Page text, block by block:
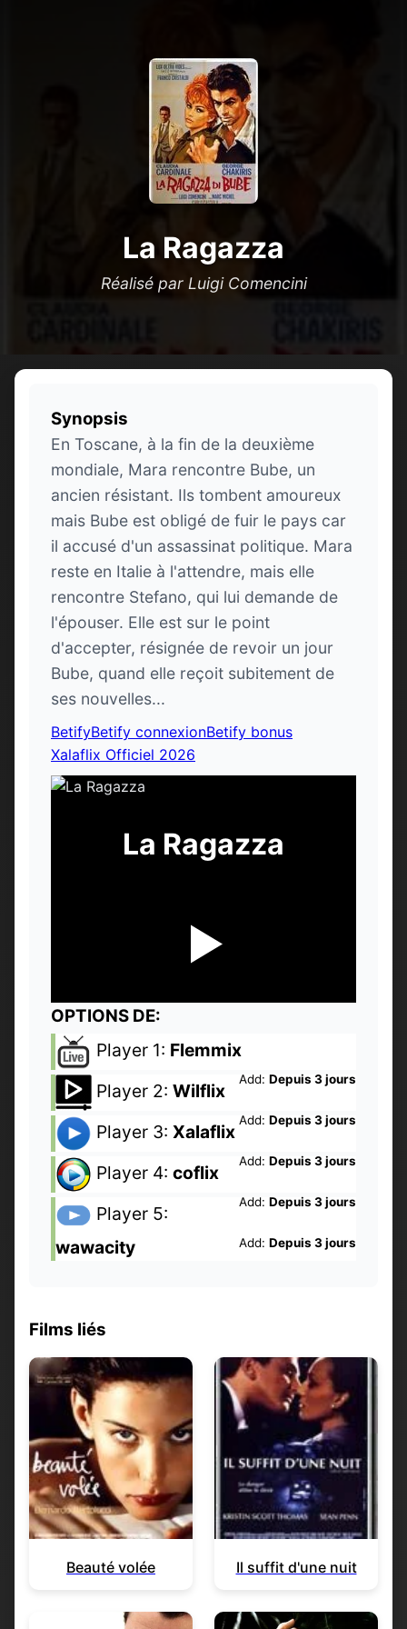
La Ragazza
Réalisé par Luigi Comencini
Synopsis
En Toscane, à la fin de la deuxième
mondiale, Mara rencontre Bube, un
ancien résistant. Ils tombent amoureux
mais Bube est obligé de fuir le pays car
il accusé d'un assassinat politique. Mara
reste en Italie à l'attendre, mais elle
rencontre Stefano, qui lui demande de
l'épouser. Elle est sur le point
d'accepter, résignée de revoir un jour
Bube, quand elle reçoit subitement de
ses nouvelles...
BetifyBetify connexionBetify bonus
Xalaflix Officiel 2026
La Ragazza
OPTIONS DE:
Player 1: Flemmix
Add: Depuis 3 jours
Player 2: Wilflix
Add: Depuis 3 jours
Player 3: Xalaflix
Add: Depuis 3 jours
Player 4: coflix
Add: Depuis 3 jours
Player 5:
wawacity
Add: Depuis 3 jours
Films liés
Beauté volée Il suffit d'une nuit